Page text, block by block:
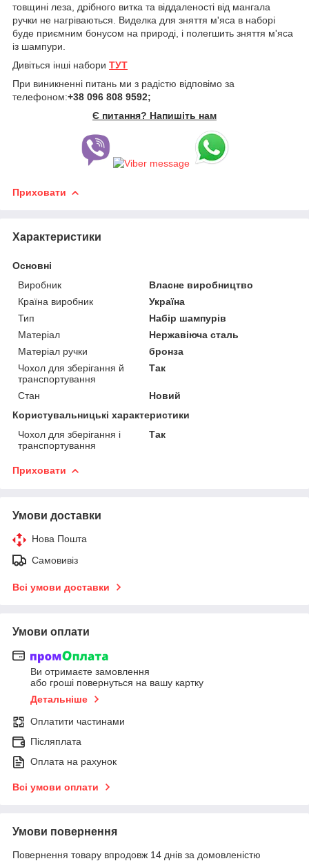
товщині леза, дрібного витка та віддаленості від мангала
ручки не нагріваються. Виделка для зняття м'яса в наборі
буде приємним бонусом на природі, і полегшить зняття м'яса
із шампури.
Дивіться інші набори ТУТ
При виникненні питань ми з радістю відповімо за
телефоном:+38 096 808 9592;
Є питання? Напишіть нам
Приховати
Характеристики
Основні
Виробник
Власне виробництво
Країна виробник
Україна
Тип
Набір шампурів
Матеріал
Нержавіюча сталь
Матеріал ручки
бронза
Чохол для зберігання й
транспортування
Так
Стан
Новий
Користувальницькі характеристики
Чохол для зберігання і
транспортування
Так
Приховати
Умови доставки
Нова Пошта
Самовивіз
Всі умови доставки
Умови оплати
Ви отримаєте замовлення
або гроші повернуться на вашу картку
Детальніше
Оплатити частинами
Післяплата
Оплата на рахунок
Всі умови оплати
Умови повернення
Повернення товару впродовж 14 днів за домовленістю